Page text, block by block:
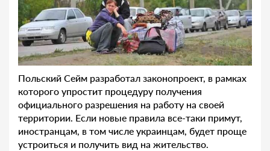
Польский Сейм разработал законопроект, в рамках
которого упростит процедуру получения
официального разрешения на работу на своей
территории. Если новые правила все-таки примут,
иностранцам, в том числе украинцам, будет проще
устроиться и получить вид на жительство.